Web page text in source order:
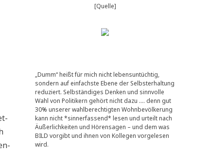
[Quelle]
„Dumm“ heißt für mich nicht lebensuntüchtig,
sondern auf einfachste Ebene der Selbsterhaltung
reduziert. Selbständiges Denken und sinnvolle
Wahl von Politikern gehört nicht dazu …. denn gut
30% unserer wahlberechtigten Wohnbevölkerung
kann nicht *sinnerfassend* lesen und urteilt nach
Äußerlichkeiten und Hörensagen – und dem was
BILD vorgibt und ihnen von Kollegen vorgelesen
wird.